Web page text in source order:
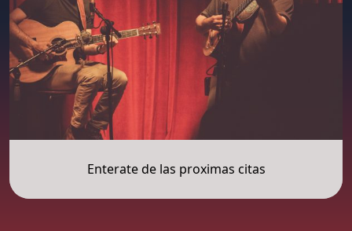
Enterate de las proximas citas